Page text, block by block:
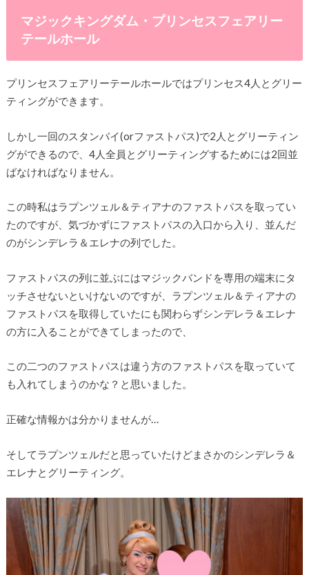
マジックキングダム・プリンセスフェアリー
テールホール
プリンセスフェアリーテールホールではプリンセス4人とグリー
ティングができます。
しかし一回のスタンバイ(orファストパス)で2人とグリーティン
グができるので、4人全員とグリーティングするためには2回並
ばなければなりません。
この時私はラプンツェル＆ティアナのファストパスを取ってい
たのですが、気づかずにファストパスの入口から入り、並んだ
のがシンデレラ＆エレナの列でした。
ファストパスの列に並ぶにはマジックバンドを専用の端末にタ
ッチさせないといけないのですが、ラプンツェル＆ティアナの
ファストパスを取得していたにも関わらずシンデレラ＆エレナ
の方に入ることができてしまったので、
この二つのファストパスは違う方のファストパスを取っていて
も入れてしまうのかな？と思いました。
正確な情報かは分かりませんが…
そしてラプンツェルだと思っていたけどまさかのシンデレラ＆
エレナとグリーティング。